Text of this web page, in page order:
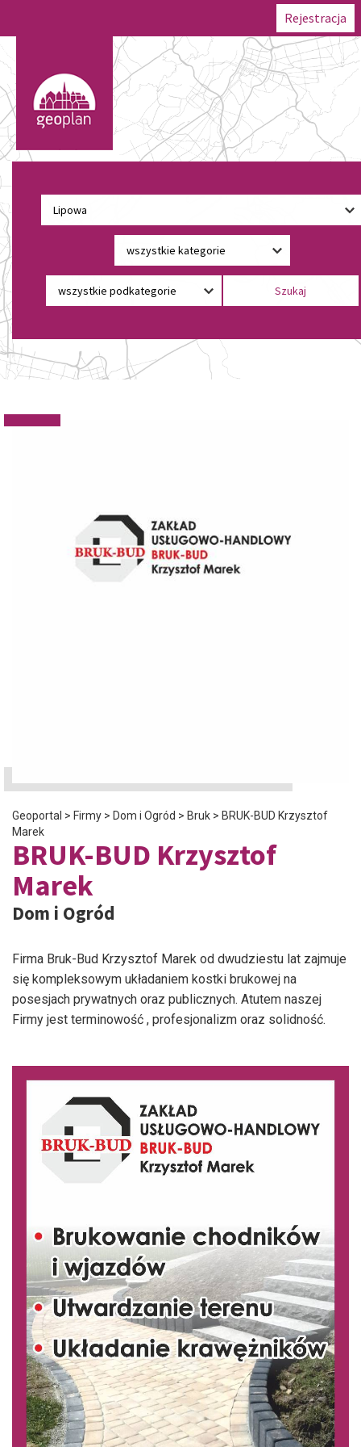
Rejestracja
Geoportal > Firmy > Dom i Ogród > Bruk > BRUK-BUD Krzysztof
Marek
BRUK-BUD Krzysztof
Marek
Dom i Ogród
Firma Bruk-Bud Krzysztof Marek od dwudziestu lat zajmuje
się kompleksowym układaniem kostki brukowej na
posesjach prywatnych oraz publicznych. Atutem naszej
Firmy jest terminowość , profesjonalizm oraz solidność.